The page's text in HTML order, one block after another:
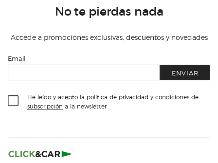
No te pierdas nada
Accede a promociones exclusivas, descuentos y novedades
Email
ENVIAR
He leído y acepto la política de privacidad y condiciones de
subscripción a la newsletter